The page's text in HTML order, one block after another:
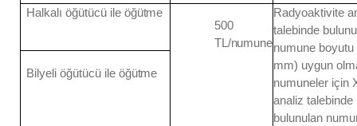
Halkalı öğütücü ile öğütme
500
TL/numune
Radyoaktivite
talebinde
numune boyutu
mm) uygun
numuneler için
analiz talebinde
bulunulan
Bilyeli öğütücü ile öğütme